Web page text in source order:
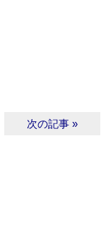
次の記事 »